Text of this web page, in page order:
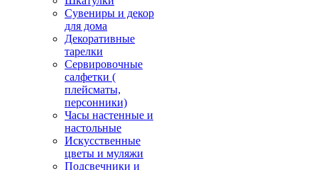
Сувениры и декор
для дома
Декоративные
тарелки
Сервировочные
салфетки (
плейсматы,
персонники)
Часы настенные и
настольные
Искусственные
цветы и муляжи
Подсвечники и